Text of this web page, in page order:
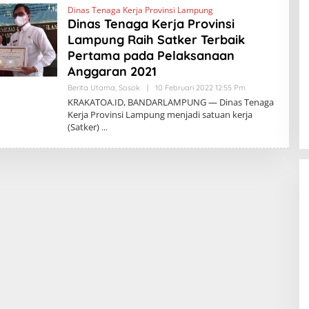
A
T
O
A
.
I
D
Dinas Tenaga Kerja Provinsi Lampung
Dinas Tenaga Kerja Provinsi
Lampung Raih Satker Terbaik
Pertama pada Pelaksanaan
Anggaran 2021
Berita Utama, Sosok 10 Februari 2022 12:55 Pm
L
E
H
A
KRAKATOA.ID, BANDARLAMPUNG — Dinas Tenaga
Kerja Provinsi Lampung menjadi satuan kerja
(Satker)